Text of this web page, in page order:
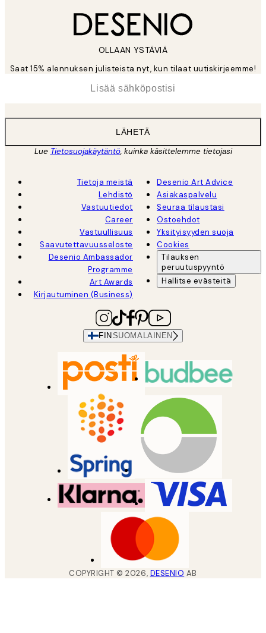
OLLAAN YSTÄVIÄ
Saat 15% alennuksen julisteista nyt, kun tilaat uutiskirjeemme!
LÄHETÄ
Lue Tietosuojakäytäntö, kuinka käsittelemme tietojasi
Tietoja meistä
Lehdistö
Vastuutiedot
Career
Vastuullisuus
Saavutettavuusseloste
Desenio Ambassador
Programme
Art Awards
Kirjautuminen (Business)
Desenio Art Advice
Asiakaspalvelu
Seuraa tilaustasi
Ostoehdot
Yksityisyyden suoja
Cookies
Tilauksen
peruutuspyyntö
Hallitse evästeitä
FIN SUOMALAINEN
COPYRIGHT ©2026, DESENIO AB